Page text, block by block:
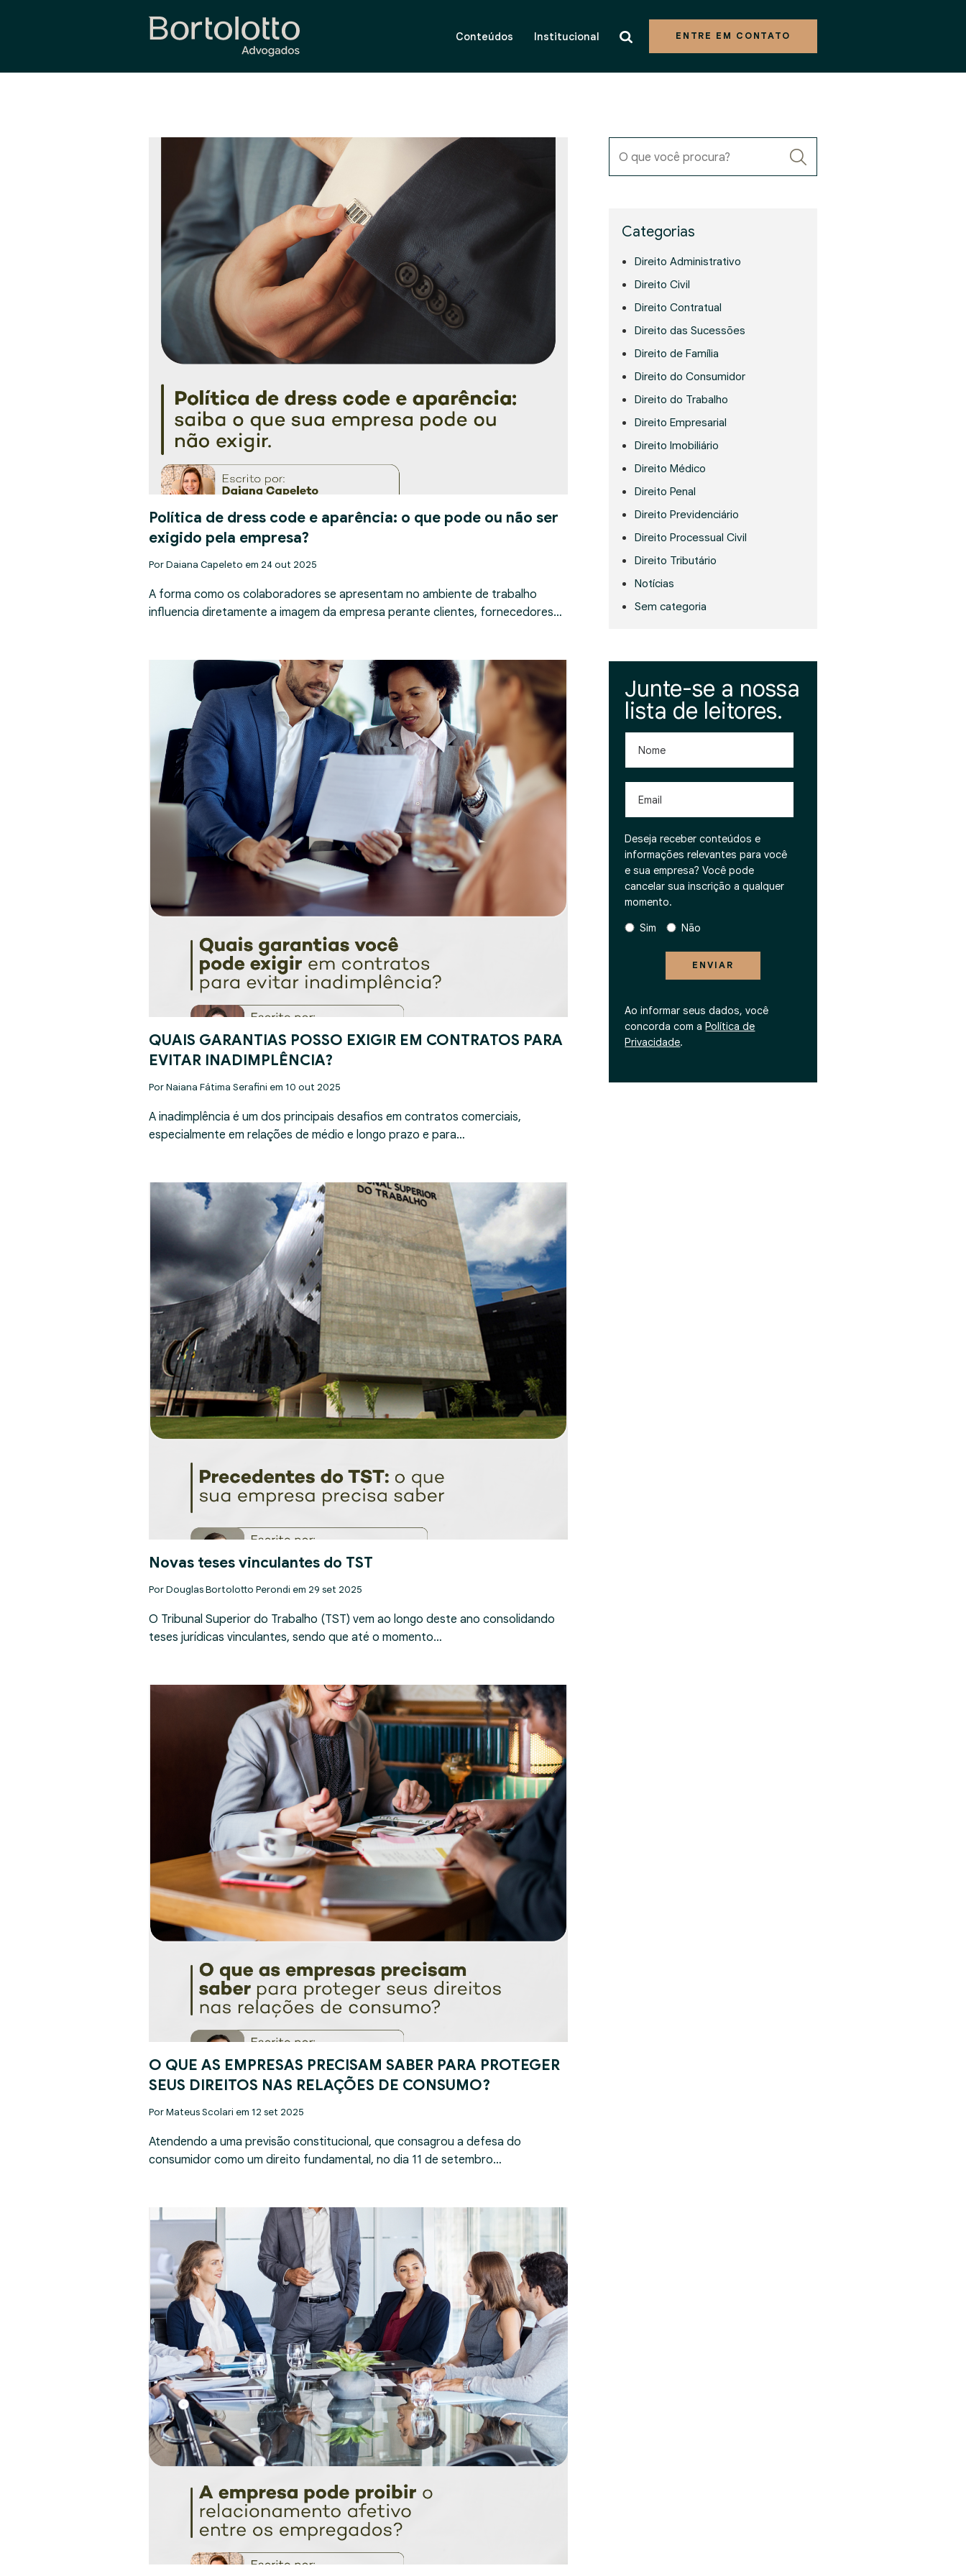
Conteúdos Institucional ENTRE EM CONTATO
Política de dress code e aparência: o que pode ou não ser
exigido pela empresa?
Por Daiana Capeleto em 24 out 2025
A forma como os colaboradores se apresentam no ambiente de trabalho
influencia diretamente a imagem da empresa perante clientes, fornecedores…
QUAIS GARANTIAS POSSO EXIGIR EM CONTRATOS PARA
EVITAR INADIMPLÊNCIA?
Por Naiana Fátima Serafini em 10 out 2025
A inadimplência é um dos principais desafios em contratos comerciais,
especialmente em relações de médio e longo prazo e para…
Novas teses vinculantes do TST
Por Douglas Bortolotto Perondi em 29 set 2025
O Tribunal Superior do Trabalho (TST) vem ao longo deste ano consolidando
teses jurídicas vinculantes, sendo que até o momento…
O QUE AS EMPRESAS PRECISAM SABER PARA PROTEGER
SEUS DIREITOS NAS RELAÇÕES DE CONSUMO?
Por Mateus Scolari em 12 set 2025
Atendendo a uma previsão constitucional, que consagrou a defesa do
consumidor como um direito fundamental, no dia 11 de setembro…
Categorias
Direito Administrativo
Direito Civil
Direito Contratual
Direito das Sucessões
Direito de Família
Direito do Consumidor
Direito do Trabalho
Direito Empresarial
Direito Imobiliário
Direito Médico
Direito Penal
Direito Previdenciário
Direito Processual Civil
Direito Tributário
Notícias
Sem categoria
Junte-se a nossa
lista de leitores.
Deseja receber conteúdos e
informações relevantes para você
e sua empresa? Você pode
cancelar sua inscrição a qualquer
momento.
Sim
Não
ENVIAR
Ao informar seus dados, você
concorda com aPolítica de
Privacidade.